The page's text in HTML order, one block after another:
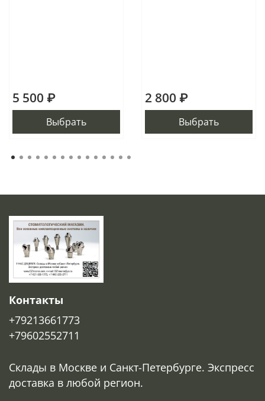
5 500 ₽
Выбрать
2 800 ₽
Выбрать
Контакты
+79213661773
+79602552711
Склады в Москве и Санкт-Петербурге. Экспресс
доставка в любой регион.